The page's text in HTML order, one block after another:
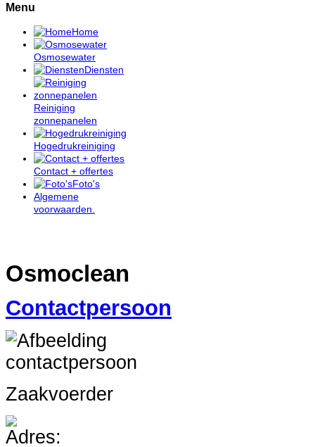
Menu
Home
Osmosewater
Diensten
Reiniging
zonnepanelen
Hogedrukreiniging
Contact + offertes
Foto's
Algemene
voorwaarden.
Osmoclean
Contactpersoon
Zaakvoerder